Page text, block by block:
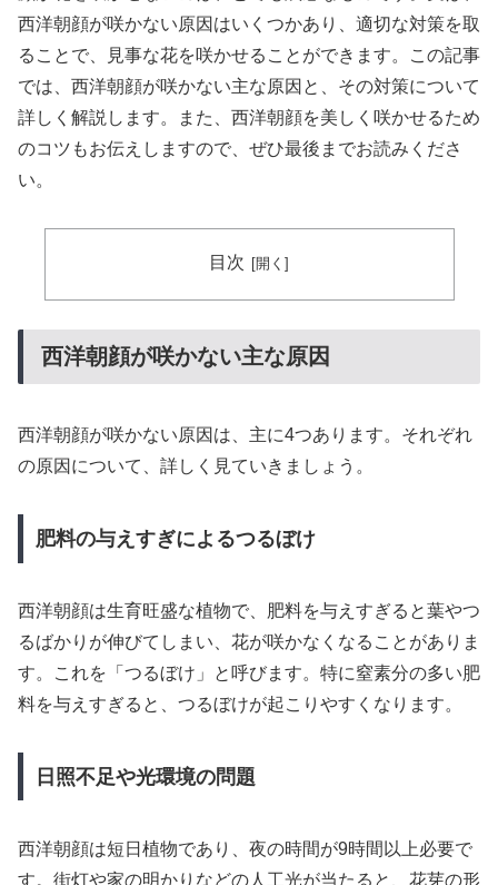
西洋朝顔が咲かない原因はいくつかあり、適切な対策を取
ることで、見事な花を咲かせることができます。この記事
では、西洋朝顔が咲かない主な原因と、その対策について
詳しく解説します。また、西洋朝顔を美しく咲かせるため
のコツもお伝えしますので、ぜひ最後までお読みくださ
い。
目次
西洋朝顔が咲かない主な原因
西洋朝顔が咲かない原因は、主に4つあります。それぞれ
の原因について、詳しく見ていきましょう。
肥料の与えすぎによるつるぼけ
西洋朝顔は生育旺盛な植物で、肥料を与えすぎると葉やつ
るばかりが伸びてしまい、花が咲かなくなることがありま
す。これを「つるぼけ」と呼びます。特に窒素分の多い肥
料を与えすぎると、つるぼけが起こりやすくなります。
日照不足や光環境の問題
西洋朝顔は短日植物であり、夜の時間が9時間以上必要で
す。街灯や家の明かりなどの人工光が当たると、花芽の形